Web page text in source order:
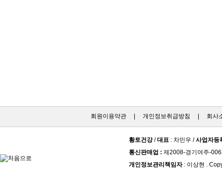
회원이용약관| 개인정보취급방침 회사
황토건강/대표 : 차민우 /사업자등
통신판매업 : 제2008-경기여주-
개인정보관리책임자: 이상현 .